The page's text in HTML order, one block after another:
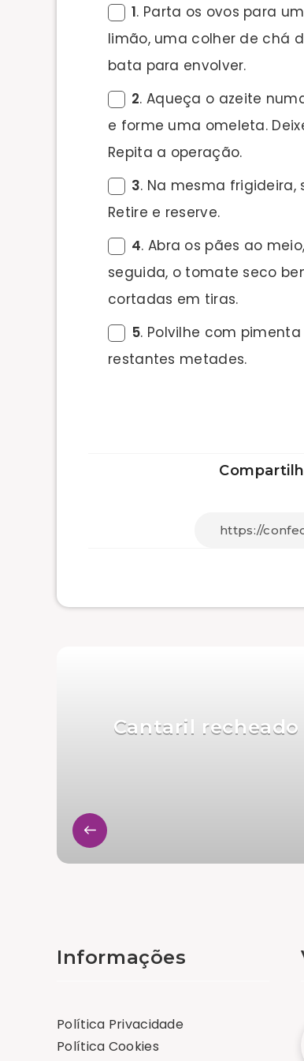
1. Parta os ovos para
limão, uma colher de chá
bata para envolver.
2. Aqueça o azeite
e forme uma omeleta.
Repita a operação.
3. Na mesma
Retire e reserve.
4. Abra os pães ao
seguida, o tomate seco
cortadas em tiras.
5. Polvilhe com
restantes metades.
Cantaril recheado
Informações
Política Privacidade
Política Cookies